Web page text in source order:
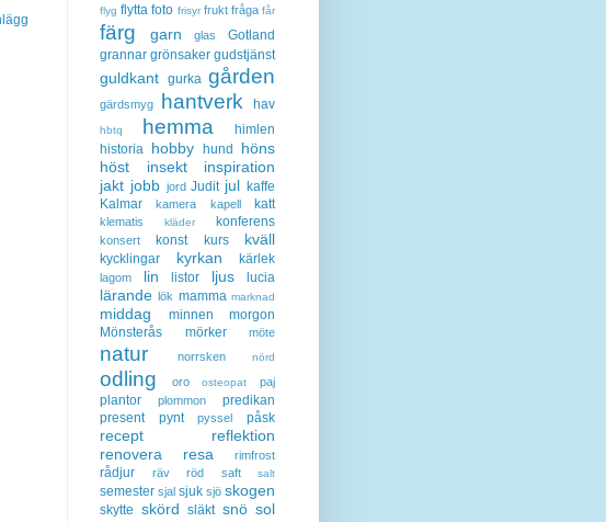
flyg flytta foto frisyr frukt fråga får
färg garn glas
Gotland
grannar grönsaker gudstjänst
guldkant gurka gården
gärdsmyg hantverk hav
hbtq hemma
himlen
historia hobby hund
höns
höst
insekt
inspiration
jakt jobb jord Judit jul kaffe
Kalmar
kamera kapell katt
klematis kläder konferens
konsert konst kurs kväll
kycklingar kyrkan kärlek
lagom lin listor ljus lucia
lärande lök mamma marknad
middag minnen
morgon
Mönsterås
mörker möte
natur norrsken nörd
odling oro osteopat paj
plantor plommon
predikan
present
pynt pyssel påsk
recept
reflektion
renovera
resa rimfrost
rådjur räv röd saft salt
semester sjal sjuk sjö skogen
skytte skörd släkt snö sol